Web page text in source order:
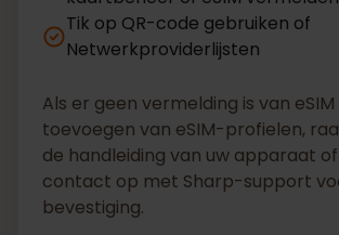
Tik op QR-code gebruiken of
Netwerkproviderlijsten
Als er geen vermelding is van
toevoegen van eSIM-profielen,
de handleiding van uw apparaat
contact op met Sharp-support
bevestiging.